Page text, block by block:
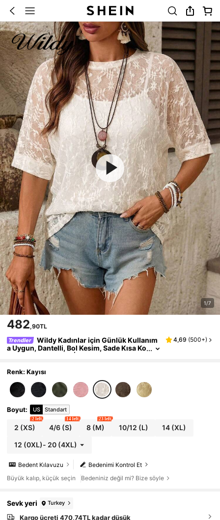
1/7
482,90TL
Trendler
Wildy Kadınlar için Günlük Kullanım
a Uygun, Dantelli, Bol Kesim, Sade Kısa Ko
llu Tişört; Yaz, Tatil, İşe Gidiş Geliş ve Gün
4,69 (500+)
Renk: Kayısı
Boyut: US Standart
2 (XS)
2 left
4/6 (S)
14 left
8(M)
23 left
10/12 (L) 14 (XL)
12 (0XL)- 20 (4XL)
Bedenimi Kontrol Et
Bedent Kılavuzu
Büyük kalıp, küçük seçin
Bedeniniz değil mi? Bize söyle
Sevk yeri Turkey
Kargo ücreti 470,74TL kadar düşük